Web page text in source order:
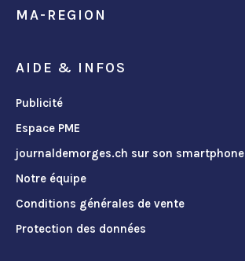
MA-REGION
AIDE & INFOS
Publicité
Espace PME
journaldemorges.ch sur son smartphone
Notre équipe
Conditions générales de vente
Protection des données